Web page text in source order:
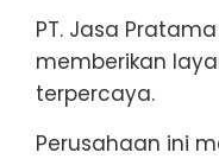
PT. Jasa
memberikan
terpercaya.
Perusahaan ini